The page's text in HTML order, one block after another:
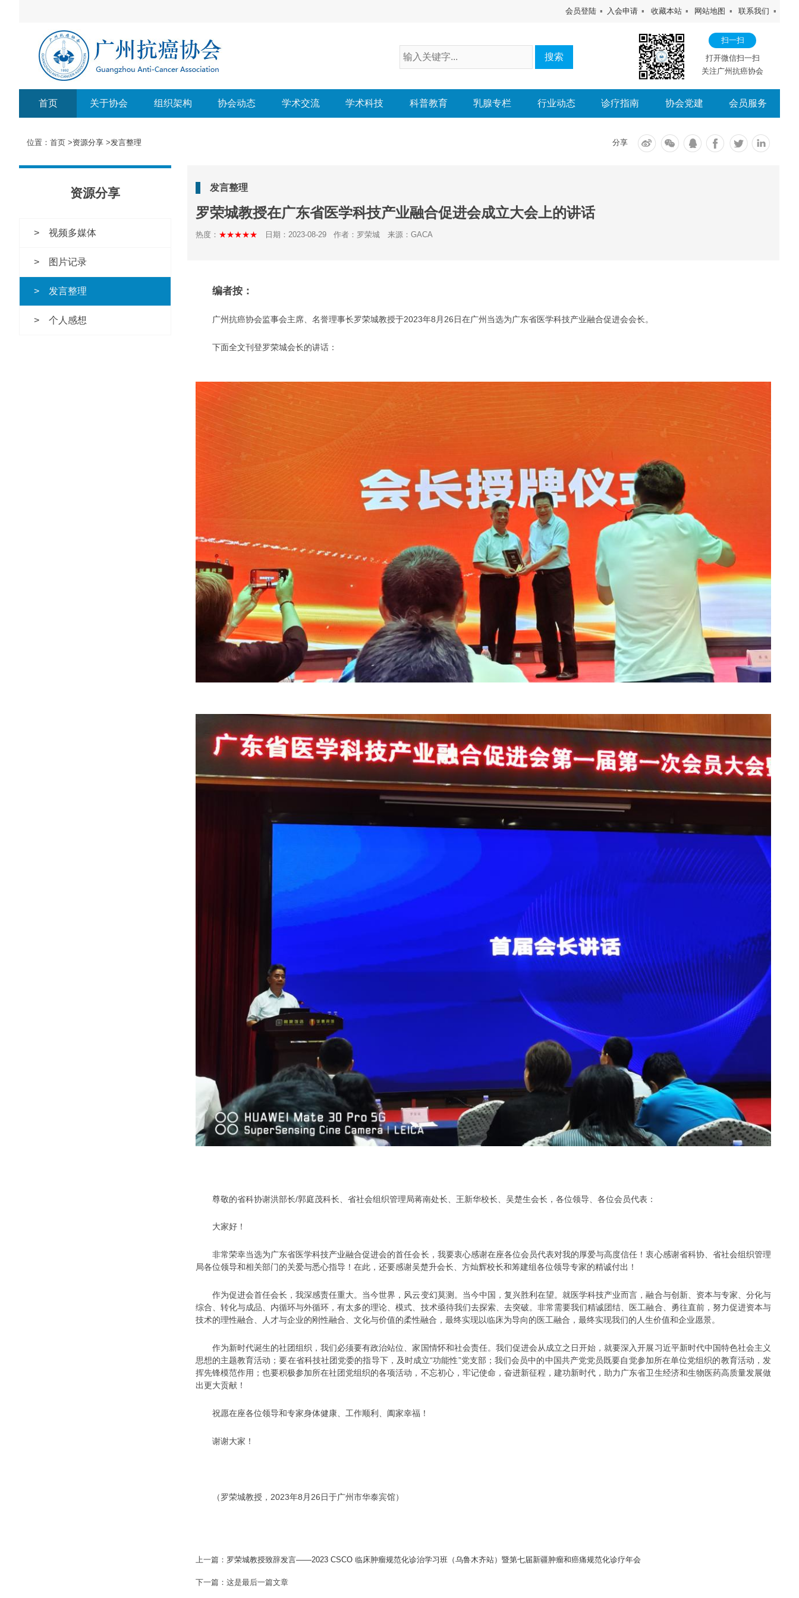
会员登陆 ▪ 入会申请 ▪ 收藏本站 ▪ 网站地图 ▪ 联系我们 ▪
搜索
扫一扫
打开微信扫一扫
关注广州抗癌协会
首页 关于协会 组织架构 协会动态 学术交流 学术科技 科普教育 乳腺专栏 行业动态 诊疗指南 协会党建 会员服务
位置：首页 >资源分享>发言整理 分享
资源分享
视频多媒体
图片记录
发言整理
个人感想
发言整理
罗荣城教授在广东省医学科技产业融合促进会成立大会上的讲话
热度： ★★★★★ 日期：2023-08-29 作者：罗荣城 来源：GACA
编者按：
广州抗癌协会监事会主席、名誉理事长罗荣城教授于2023年8月26日在广州当选为广东省医学科技产业融合促进会会长。
下面全文刊登罗荣城会长的讲话：
尊敬的省科协谢洪部长/郭庭茂科长、省社会组织管理局蒋南处长、王新华校长、吴楚生会长，各位领导、各位会员代表：
大家好！
非常荣幸当选为广东省医学科技产业融合促进会的首任会长，我要衷心感谢在座各位会员代表对我的厚爱与高度信任！衷心感谢省科协、省社会组织管理
局各位领导和相关部门的关爱与悉心指导！在此，还要感谢吴楚升会长、方灿辉校长和筹建组各位领导专家的精诚付出！
作为促进会首任会长，我深感责任重大。当今世界，风云变幻莫测。当今中国，复兴胜利在望。就医学科技产业而言，融合与创新、资本与专家、分化与
综合、转化与成品、内循环与外循环，有太多的理论、模式、技术亟待我们去探索、去突破。非常需要我们精诚团结、医工融合、勇往直前，努力促进资本与
技术的理性融合、人才与企业的刚性融合、文化与价值的柔性融合，最终实现以临床为导向的医工融合，最终实现我们的人生价值和企业愿景。
作为新时代诞生的社团组织，我们必须要有政治站位、家国情怀和社会责任。我们促进会从成立之日开始，就要深入开展习近平新时代中国特色社会主义
思想的主题教育活动；要在省科技社团党委的指导下，及时成立“功能性”党支部；我们会员中的中国共产党党员既要自觉参加所在单位党组织的教育活动，发
挥先锋模范作用；也要积极参加所在社团党组织的各项活动，不忘初心，牢记使命，奋进新征程，建功新时代，助力广东省卫生经济和生物医药高质量发展做
出更大贡献！
祝愿在座各位领导和专家身体健康、工作顺利、阖家幸福！
谢谢大家！
（罗荣城教授，2023年8月26日于广州市华泰宾馆）
上一篇： 罗荣城教授致辞发言——2023 CSCO 临床肿瘤规范化诊治学习班（乌鲁木齐站）暨第七届新疆肿瘤和癌痛规范化诊疗年会
下一篇：这是最后一篇文章